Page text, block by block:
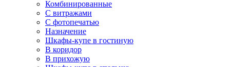
Комбинированные
С витражами
С фотопечатью
Назначение
Шкафы-купе в гостиную
В коридор
В прихожую